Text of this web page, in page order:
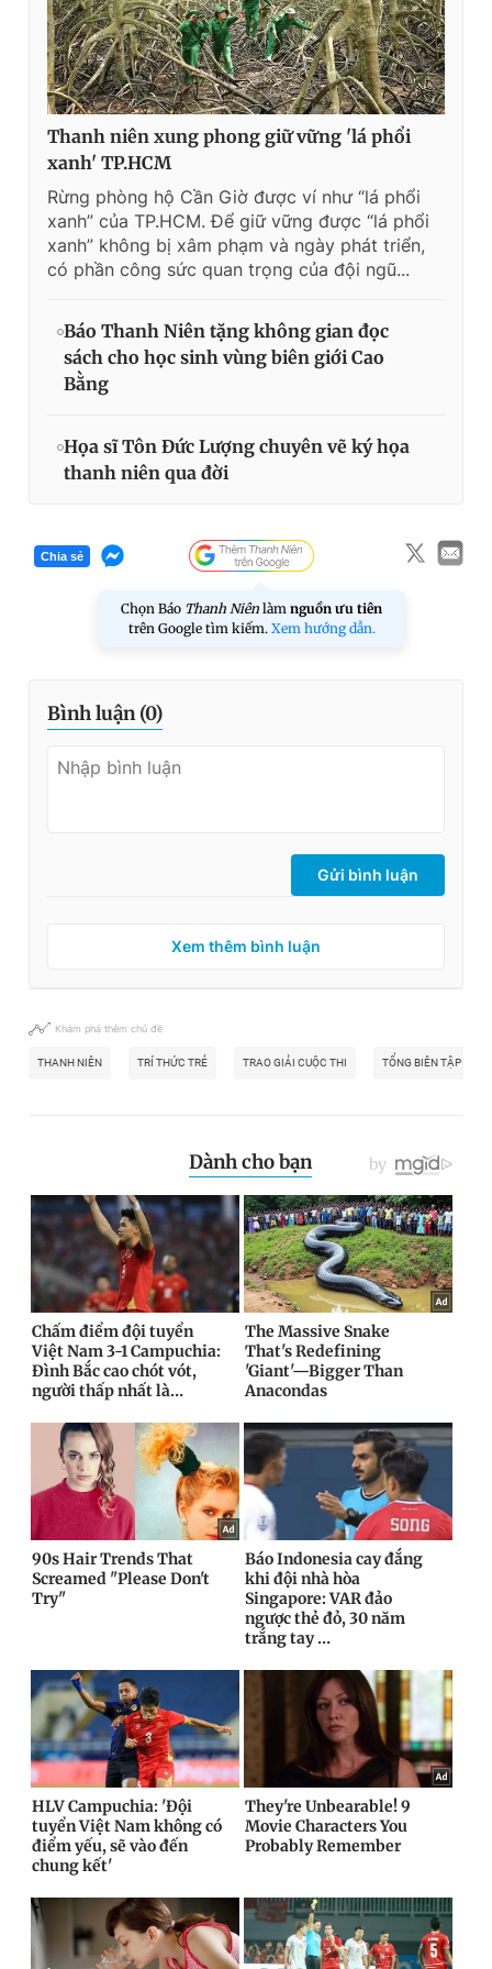
Thanh niên xung phong giữ vững 'lá phổi
xanh' TP.HCM
Rừng phòng hộ Cần Giờ được ví như “lá phổi
xanh” của TP.HCM. Để giữ vững được “lá phổi
xanh” không bị xâm phạm và ngày phát triển,
có phần công sức quan trọng của đội ngũ...
Báo Thanh Niên tặng không gian đọc
sách cho học sinh vùng biên giới Cao
Bằng
Họa sĩ Tôn Đức Lượng chuyên vẽ ký họa
thanh niên qua đời
Chia sẻ
Chọn Báo Thanh Niên làm nguồn ưu tiên
trên Google tìm kiếm. Xem hướng dẫn.
Bình luận (0)
Gửi bình luận
Xem thêm bình luận
Khám phá thêm chủ đề
THANH NIÊN TRÍ THỨC TRẺ TRAO GIẢI CUỘC THI TỔNG BIÊN TẬP